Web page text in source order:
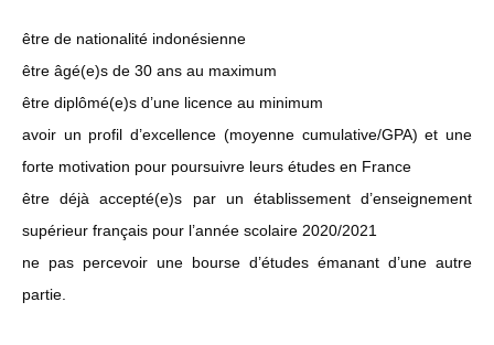
être de nationalité indonésienne
être âgé(e)s de 30 ans au maximum
être diplômé(e)s d’une licence au minimum
avoir un profil d’excellence (moyenne cumulative/GPA)et une
forte motivation pour poursuivre leurs études en France
être déjà accepté(e)s par un établissement d’enseignement
supérieur français pour l’année scolaire 2020/2021
ne pas percevoir une bourse d’études émanant d’une autre
partie.